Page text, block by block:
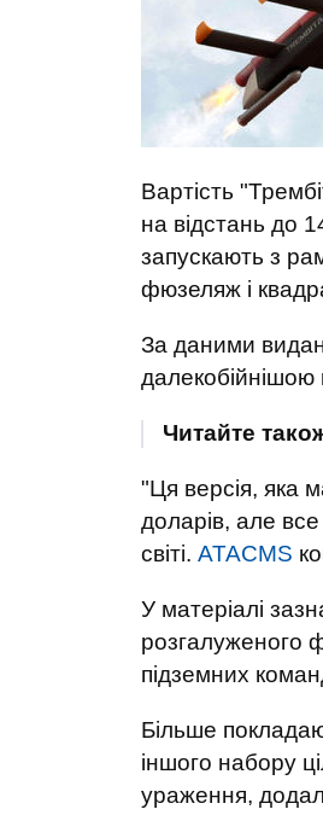
Вартість
на відстань до
запускають з
фюзеляж і
За даними
далекобійнішою
Читайте
"Ця версія, яка
доларів, але
світі. ATACMS
У матеріалі
розгалуженого
підземних
Більше
іншого набору
ураження,